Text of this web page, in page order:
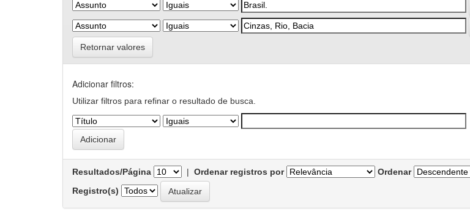
Retornar valores
Adicionar filtros:
Utilizar filtros para refinar o resultado de busca.
Resultados/Página | Ordenar registros por
Ordenar
Registro(s)